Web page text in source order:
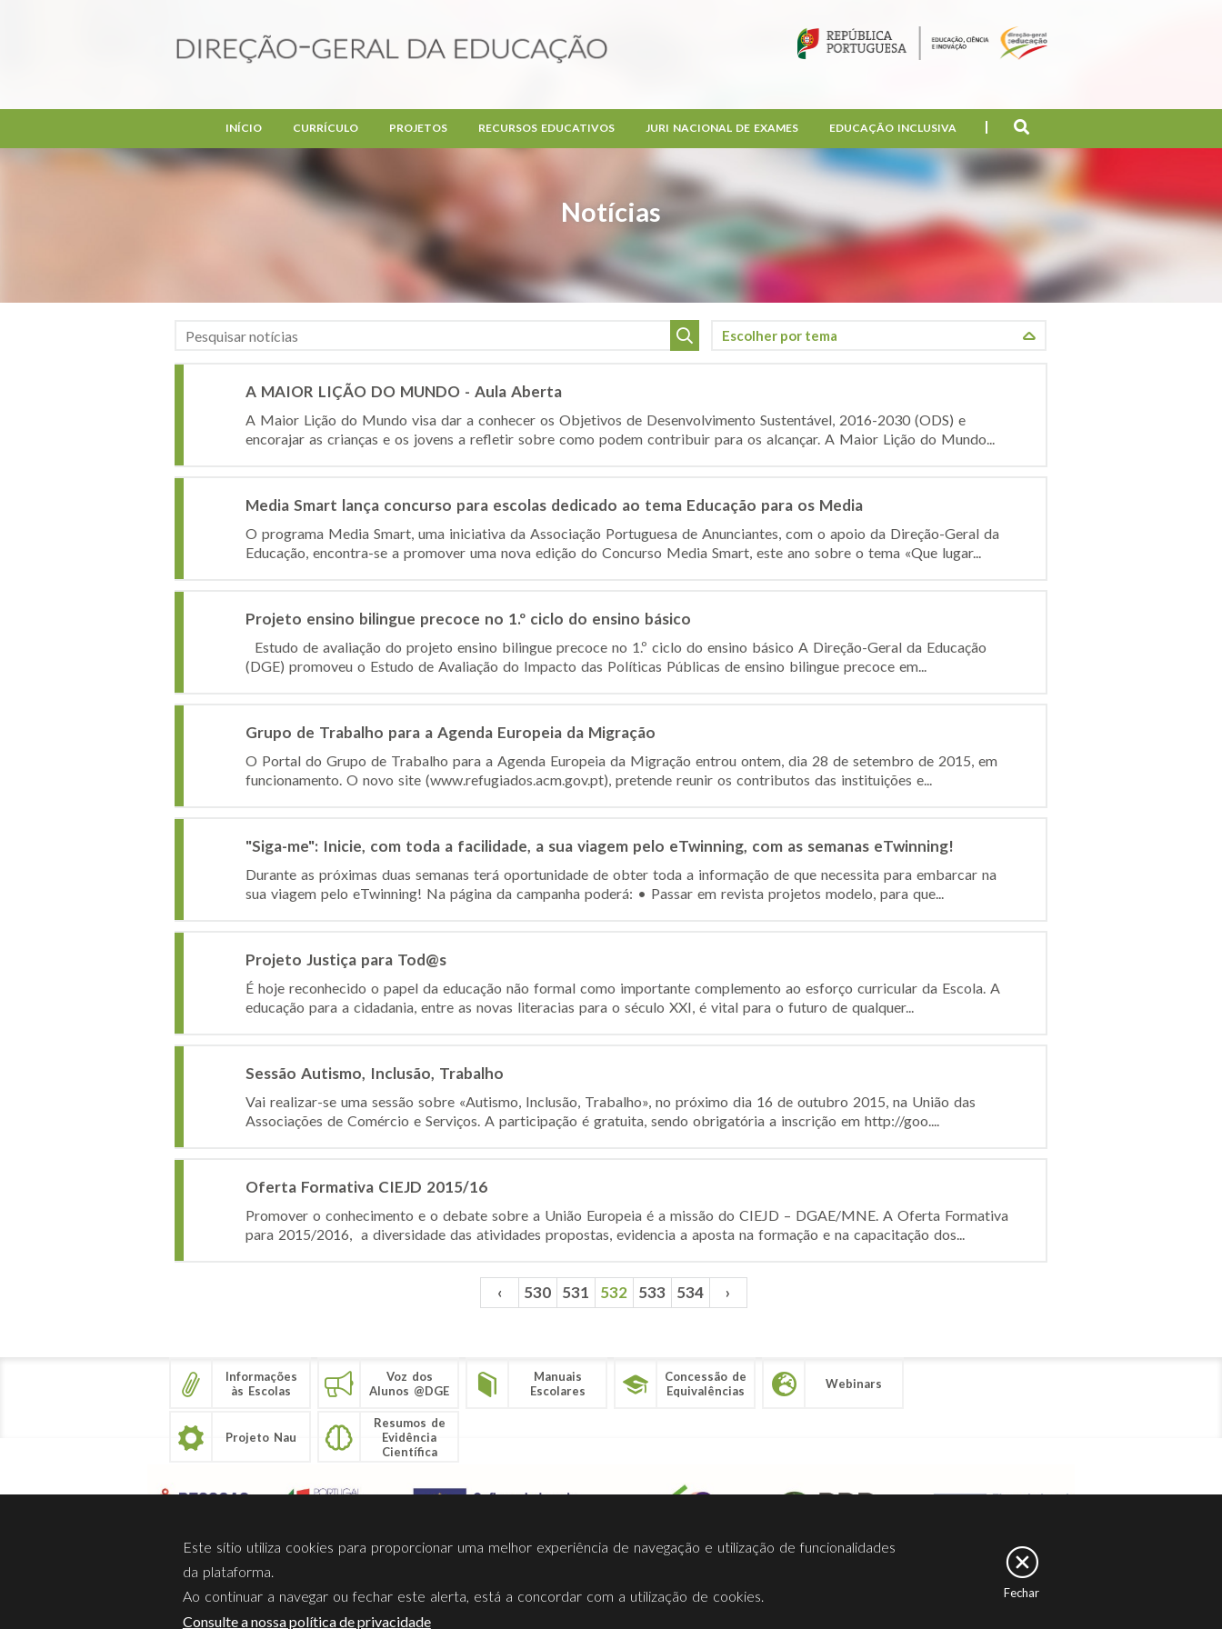
Notícias
INÍCIO CURRÍCULO PROJETOS RECURSOS EDUCATIVOS JURI NACIONAL DE EXAMES EDUCAÇÃO INCLUSIVA
A MAIOR LIÇÃO DO MUNDO - Aula Aberta
A Maior Lição do Mundo visa dar a conhecer os Objetivos de Desenvolvimento Sustentável, 2016-2030 (ODS) e
encorajar as crianças e os jovens a refletir sobre como podem contribuir para os alcançar. A Maior Lição do Mundo...
Media Smart lança concurso para escolas dedicado ao tema Educação para os Media
O programa Media Smart, uma iniciativa da Associação Portuguesa de Anunciantes, com o apoio da Direção-Geral da
Educação, encontra-se a promover uma nova edição do Concurso Media Smart, este ano sobre o tema «Que lugar...
Projeto ensino bilingue precoce no 1.º ciclo do ensino básico
Estudo de avaliação do projeto ensino bilingue precoce no 1.º ciclo do ensino básico A Direção-Geral da Educação
(DGE) promoveu o Estudo de Avaliação do Impacto das Políticas Públicas de ensino bilingue precoce em...
Grupo de Trabalho para a Agenda Europeia da Migração
O Portal do Grupo de Trabalho para a Agenda Europeia da Migração entrou ontem, dia 28 de setembro de 2015, em
funcionamento. O novo site (www.refugiados.acm.gov.pt), pretende reunir os contributos das instituições e...
"Siga-me": Inicie, com toda a facilidade, a sua viagem pelo eTwinning, com as semanas eTwinning!
Durante as próximas duas semanas terá oportunidade de obter toda a informação de que necessita para embarcar na
sua viagem pelo eTwinning! Na página da campanha poderá: • Passar em revista projetos modelo, para que...
Projeto Justiça para Tod@s
É hoje reconhecido o papel da educação não formal como importante complemento ao esforço curricular da Escola. A
educação para a cidadania, entre as novas literacias para o século XXI, é vital para o futuro de qualquer...
Sessão Autismo, Inclusão, Trabalho
Vai realizar-se uma sessão sobre «Autismo, Inclusão, Trabalho», no próximo dia 16 de outubro 2015, na União das
Associações de Comércio e Serviços. A participação é gratuita, sendo obrigatória a inscrição em http://goo....
Oferta Formativa CIEJD 2015/16
Promover o conhecimento e o debate sobre a União Europeia é a missão do CIEJD – DGAE/MNE. A Oferta Formativa
para 2015/2016, a diversidade das atividades propostas, evidencia a aposta na formação e na capacitação dos...
‹ 530 531 532 533 534 ›
Informações
às Escolas
Voz dos
Alunos @DGE
Manuais
Escolares
Concessão de
Equivalências
Webinars
Projeto Nau
Resumos de
Evidência
Científica
Sobre Nós Privacidade Termos Utilização Contactos Ligações Facebook
Este sítio utiliza cookies para proporcionar uma melhor experiência de navegação e utilização de funcionalidades
da plataforma.
Ao continuar a navegar ou fechar este alerta, está a concordar com a utilização de cookies.
Consulte a nossa política de privacidade
Fechar